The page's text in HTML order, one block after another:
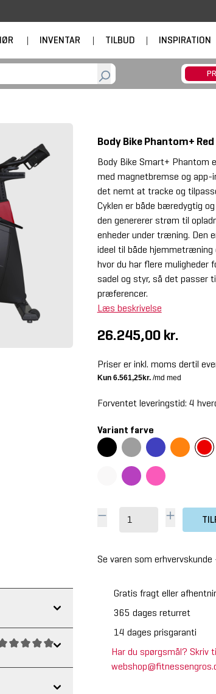
| INVENTAR | TILBUD | INSPIRATION
Body Bike Phantom+ Red
Body Bike Smart+ Phantom
med magnetbremse og app-
det nemt at tracke og
Cyklen er både bæredygtig
den genererer strøm til
enheder under træning. Den
ideel til både
hvor du har flere muligheder
sadel og styr, så det passer
præferencer.
Læs beskrivelse
26.245,00 kr.
Priser er inkl. moms dertil
Forventet leveringstid: 4
Variant farve
Se varen som erhvervskunde
Gratis fragt eller
365 dages returret
14 dages prisgaranti
Har du spørgsmål? Skriv